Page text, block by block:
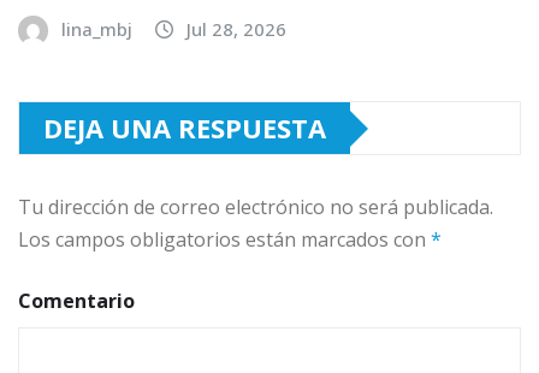
lina_mbj Jul 28, 2026
DEJA UNA RESPUESTA
Tu dirección de correo electrónico no será publicada.
Los campos obligatorios están marcados con *
Comentario